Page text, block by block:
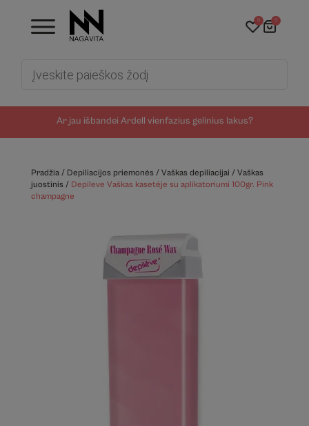
Ar jau išbandei Ardell vienfazius gelinius lakus?
0 0
Pradžia/ Depiliacijos priemonės/ Vaškas depiliacijai / Vaškas
juostinis/ Depileve Vaškas kasetėje su aplikatoriumi 100gr. Pink
champagne